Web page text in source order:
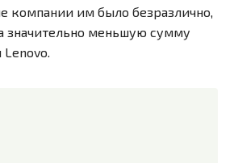
компании им было безразлично,
значительно меньшую сумму